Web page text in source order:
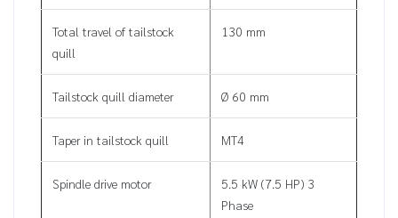
Total travel of tailstock
quill
130 mm
Tailstock quill diameter Ø 60 mm
Taper in tailstock quill MT4
Spindle drive motor
5.5 kW (7.5 HP) 3
Phase